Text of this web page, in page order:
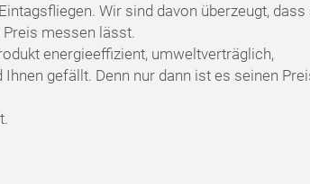
Wir sind davon überzeugt,
messen lässt.
energieeffizient, umweltverträglich,
gefällt. Denn nur dann ist es seinen